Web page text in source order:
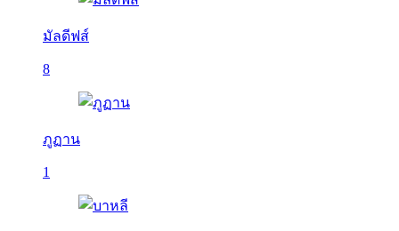
มัลดีฟส์
8
ภูฏาน
1